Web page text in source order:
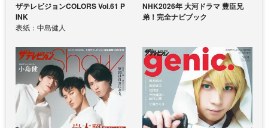
ザテレビジョンCOLORS Vol.61 P
INK
表紙：中島健人
NHK2026年 大河ドラマ 豊臣兄
弟！完全ナビブック